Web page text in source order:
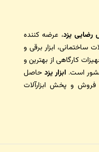
یزد، عرضه کننده
ساختمانی، ابزار برقی و
کارگاهی از بهترین و
کشور است. ابزار یزد حاصل
و پخش ابزارآلات